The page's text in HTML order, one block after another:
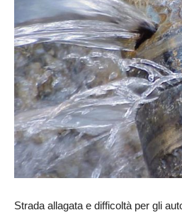
Strada allagata e difficoltà per gli